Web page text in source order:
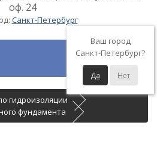
оф. 24
Санкт-Петербург
Ваш город
Санкт-Петербург?
Да Нет
гидроизоляции
фундамента